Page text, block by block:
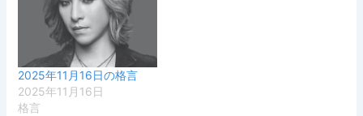
2025年11月16日の格言
2025年11月16日
格言